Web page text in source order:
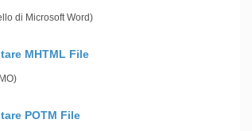
di Microsoft Word)
MHTML File
POTM File